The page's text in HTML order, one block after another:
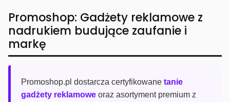
Promoshop: Gadżety reklamowe z
nadrukiem budujące zaufanie i
markę
Promoshop.pl dostarcza certyfikowane tanie
gadżety reklamowe oraz asortyment premium z